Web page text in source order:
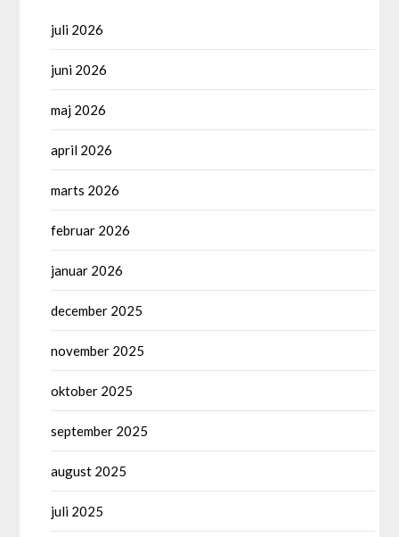
juli 2026
juni 2026
maj 2026
april 2026
marts 2026
februar 2026
januar 2026
december 2025
november 2025
oktober 2025
september 2025
august 2025
juli 2025